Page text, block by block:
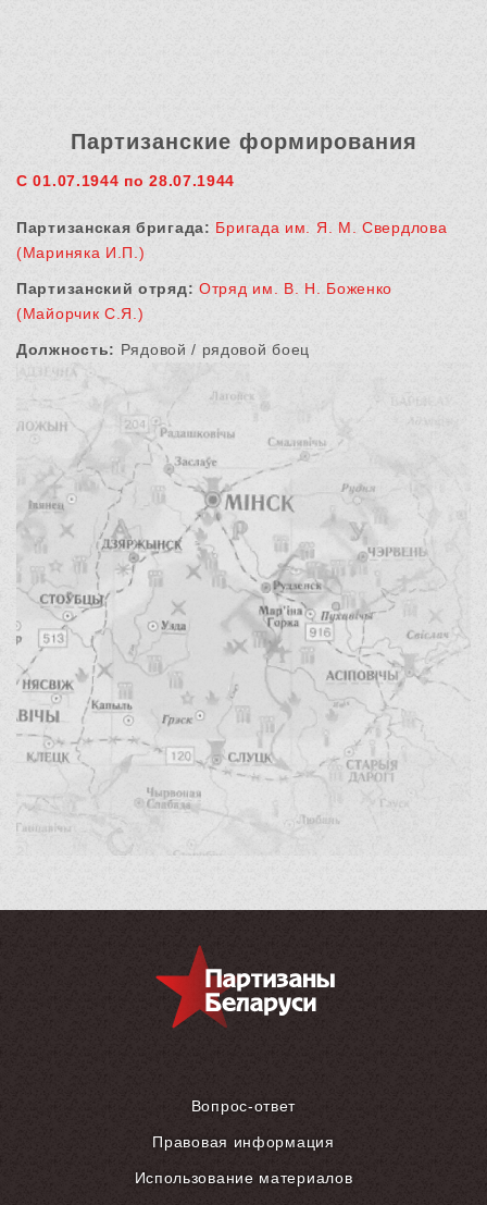
Партизанские формирования
С 01.07.1944 по 28.07.1944
Партизанская бригада: Бригада им. Я. М. Свердлова
(Мариняка И.П.)
Партизанский отряд: Отряд им. В. Н. Боженко
(Майорчик С.Я.)
Должность: Рядовой / рядовой боец
Вопрос-ответ
Правовая информация
Использование материалов